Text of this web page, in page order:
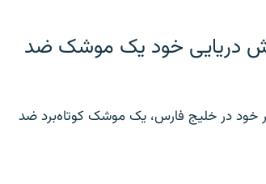
دریایی خود یک موشک ضد
خود در خلیج فارس، یک موشک کوتاه‌برد ضد